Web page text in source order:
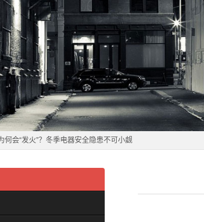
器：1月21日获融资买入808.30万元
何会“发火”？冬季电器安全隐患不可小觑
佳与老板电器：以创新科技重塑厨房体验，开启烹饪新纪元
电器12月15日获融资买入5842.88万元，融资余额10.96亿元